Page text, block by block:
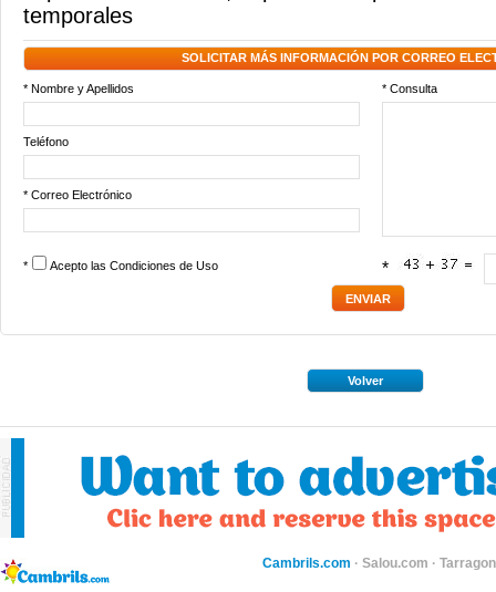
temporales
SOLICITAR MÁS INFORMACIÓN POR CORREO
* Nombre y Apellidos * Consulta
Teléfono
* Correo Electrónico
* Acepto las Condiciones de Uso *
Volver
Cambrils.com · Salou.com ·